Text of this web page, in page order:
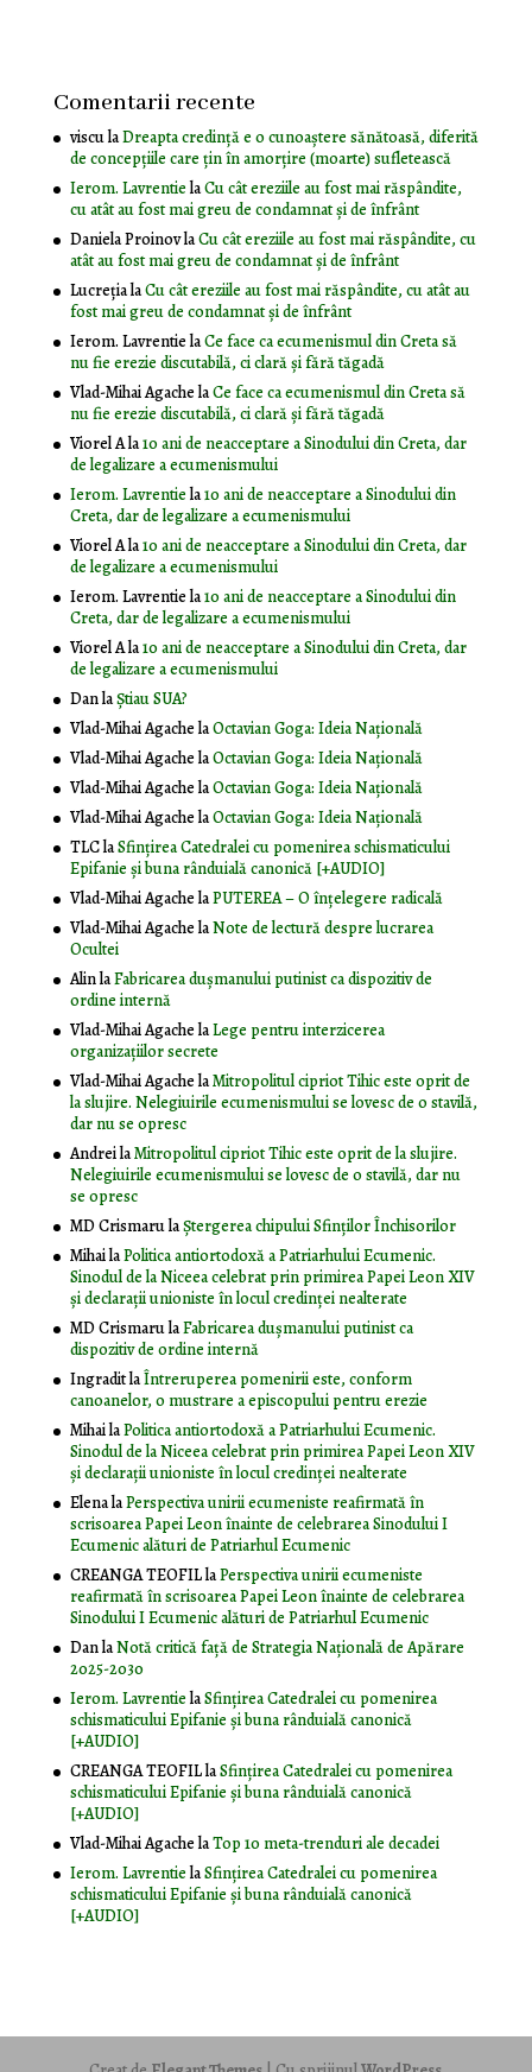
Comentarii recente
visculaDreapta credință e o cunoaștere sănătoasă, diferită
de concepțiile care țin în amorțire (moarte) sufletească
Ierom. LavrentielaCu cât ereziile au fost mai răspândite,
cu atât au fost mai greu de condamnat și de înfrânt
Daniela ProinovlaCu cât ereziile au fost mai răspândite, cu
atât au fost mai greu de condamnat și de înfrânt
LucrețialaCu cât ereziile au fost mai răspândite, cu atât au
fost mai greu de condamnat și de înfrânt
Ierom. LavrentielaCe face ca ecumenismul din Creta să
nu fie erezie discutabilă, ci clară și fără tăgadă
Vlad-Mihai AgachelaCe face ca ecumenismul din Creta să
nu fie erezie discutabilă, ci clară și fără tăgadă
Viorel Ala10 ani de neacceptare a Sinodului din Creta, dar
de legalizare a ecumenismului
Ierom. Lavrentiela10 ani de neacceptare a Sinodului din
Creta, dar de legalizare a ecumenismului
Viorel Ala10 ani de neacceptare a Sinodului din Creta, dar
de legalizare a ecumenismului
Ierom. Lavrentiela10 ani de neacceptare a Sinodului din
Creta, dar de legalizare a ecumenismului
Viorel Ala10 ani de neacceptare a Sinodului din Creta, dar
de legalizare a ecumenismului
DanlaȘtiau SUA?
Vlad-Mihai AgachelaOctavian Goga: Ideia Naţională
Vlad-Mihai AgachelaOctavian Goga: Ideia Naţională
Vlad-Mihai AgachelaOctavian Goga: Ideia Naţională
Vlad-Mihai AgachelaOctavian Goga: Ideia Naţională
TLClaSfințirea Catedralei cu pomenirea schismaticului
Epifanie și buna rânduială canonică [+AUDIO]
Vlad-Mihai AgachelaPUTEREA – O înţelegere radicală
Vlad-Mihai AgachelaNote de lectură despre lucrarea
Ocultei
AlinlaFabricarea dușmanului putinist ca dispozitiv de
ordine internă
Vlad-Mihai AgachelaLege pentru interzicerea
organizaţiilor secrete
Vlad-Mihai AgachelaMitropolitul cipriot Tihic este oprit de
la slujire. Nelegiuirile ecumenismului se lovesc de o stavilă,
dar nu se opresc
AndreilaMitropolitul cipriot Tihic este oprit de la slujire.
Nelegiuirile ecumenismului se lovesc de o stavilă, dar nu
se opresc
MD CrismarulaŞtergerea chipului Sfinţilor Închisorilor
MihailaPolitica antiortodoxă a Patriarhului Ecumenic.
Sinodul de la Niceea celebrat prin primirea Papei Leon XIV
și declarații unioniste în locul credinței nealterate
MD CrismarulaFabricarea dușmanului putinist ca
dispozitiv de ordine internă
IngraditlaÎntreruperea pomenirii este, conform
canoanelor, o mustrare a episcopului pentru erezie
MihailaPolitica antiortodoxă a Patriarhului Ecumenic.
Sinodul de la Niceea celebrat prin primirea Papei Leon XIV
și declarații unioniste în locul credinței nealterate
ElenalaPerspectiva unirii ecumeniste reafirmată în
scrisoarea Papei Leon înainte de celebrarea Sinodului I
Ecumenic alături de Patriarhul Ecumenic
CREANGA TEOFILlaPerspectiva unirii ecumeniste
reafirmată în scrisoarea Papei Leon înainte de celebrarea
Sinodului I Ecumenic alături de Patriarhul Ecumenic
DanlaNotă critică faţă de Strategia Naţională de Apărare
2025-2030
Ierom. LavrentielaSfințirea Catedralei cu pomenirea
schismaticului Epifanie și buna rânduială canonică
[+AUDIO]
CREANGA TEOFILlaSfințirea Catedralei cu pomenirea
schismaticului Epifanie și buna rânduială canonică
[+AUDIO]
Vlad-Mihai AgachelaTop 10 meta-trenduri ale decadei
Ierom. LavrentielaSfințirea Catedralei cu pomenirea
schismaticului Epifanie și buna rânduială canonică
[+AUDIO]